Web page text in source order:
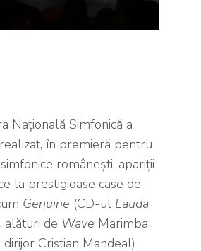
Națională Simfonică a
în premieră pentru
românești, apariții
la prestigioase case de
Genuine (CD-ul Lauda
alături de Wave Marimba
Cristian Mandeal)